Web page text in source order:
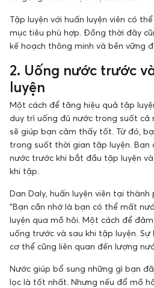
Tập luyện với huấn luyện viên có
mục tiêu phù hợp. Đồng thời đây
kế hoạch thông minh và bền vững
2. Uống nước trước
luyện
Một cách để tăng hiệu quả tập
duy trì uống đủ nước trong suốt cả
sẽ giúp bạn cảm thấy tốt. Từ đó,
trong suốt thời gian tập luyện. Bạn
nước trước khi bắt đầu tập luyện
khi tập.
Dan Daly, huấn luyện viên tại thành
“Bạn cần nhớ là bạn có thể mất
luyện qua mồ hôi. Một cách để
uống trước và sau khi tập luyện.
cơ thể cũng liên quan đến lượng
Nước giúp bổ sung những gì bạn
lọc là tốt nhất. Nhưng nếu đổ mồ